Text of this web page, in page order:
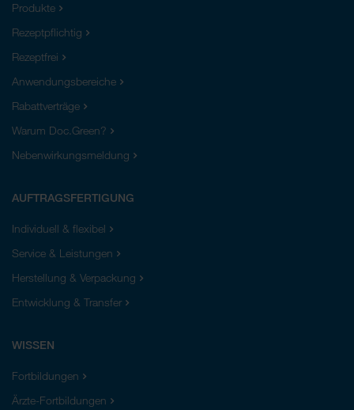
Produkte
Rezeptpflichtig
Rezeptfrei
Anwendungsbereiche
Rabattverträge
Warum Doc.Green?
Nebenwirkungsmeldung
AUFTRAGSFERTIGUNG
Individuell & flexibel
Service & Leistungen
Herstellung & Verpackung
Entwicklung & Transfer
WISSEN
Fortbildungen
Ärzte-Fortbildungen